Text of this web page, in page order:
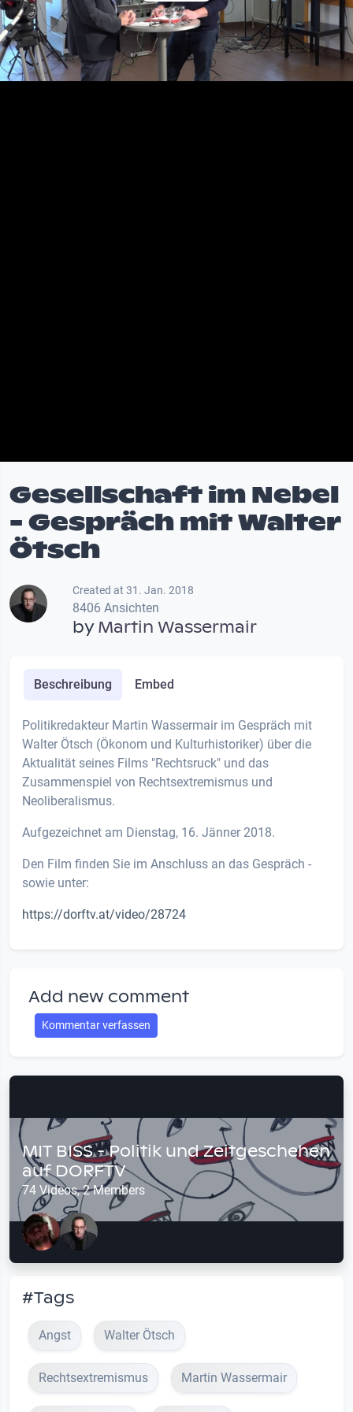
Video
Gesellschaft im Nebel
- Gespräch mit Walter
Ötsch
Created at 31. Jan. 2018
8406 Ansichten
byMartin Wassermair
Beschreibung Embed
Politikredakteur Martin Wassermair im Gespräch mit
Walter Ötsch (Ökonom und Kulturhistoriker) über die
Aktualität seines Films "Rechtsruck" und das
Zusammenspiel von Rechtsextremismus und
Neoliberalismus.
Aufgezeichnet am Dienstag, 16. Jänner 2018.
Den Film finden Sie im Anschluss an das Gespräch -
sowie unter:
https://dorftv.at/video/28724
Add new comment
Kommentar verfassen
MIT BISS - Politik und Zeitgeschehen
auf DORFTV
74 Videos, 2 Members
#Tags
Angst Walter Ötsch
Rechtsextremismus Martin Wassermair